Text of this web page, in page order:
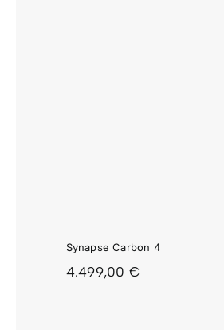
Synapse Carbon 4
4.499,00 €